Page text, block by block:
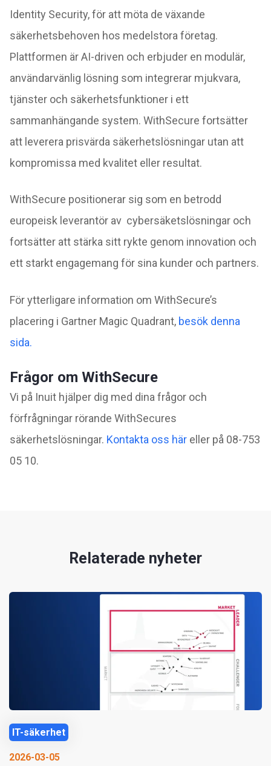
Identity Security, för att möta de växande
säkerhetsbehoven hos medelstora företag.
Plattformen är AI-driven och erbjuder en modulär,
användarvänlig lösning som integrerar mjukvara,
tjänster och säkerhetsfunktioner i ett
sammanhängande system. WithSecure fortsätter
att leverera prisvärda säkerhetslösningar utan att
kompromissa med kvalitet eller resultat.
WithSecure positionerar sig som en betrodd
europeisk leverantör av cybersäketslösningar och
fortsätter att stärka sitt rykte genom innovation och
ett starkt engagemang för sina kunder och partners.
För ytterligare information om WithSecure’s
placering i Gartner Magic Quadrant, besök denna
sida.
Frågor om WithSecure
Vi på Inuit hjälper dig med dina frågor och
förfrågningar rörande WithSecures
säkerhetslösningar. Kontakta oss här eller på 08-753
05 10.
Relaterade nyheter
IT-säkerhet
2026-03-05